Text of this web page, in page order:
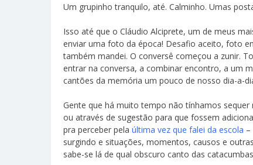
Um grupinho tranquilo, até. Calminho. Umas
Isso até que o Cláudio Alciprete, um de meus
enviar uma foto da época! Desafio aceito, foto
também mandei. O conversê começou a zunir.
entrar na conversa, a combinar encontro, a um
cantões da memória um pouco de nosso dia-a-
Gente que há muito tempo não tínhamos
ou através de sugestão para que fossem
pra perceber pela última vez que falei da escola
surgindo e situações, momentos, causos e
sabe-se lá de qual obscuro canto das